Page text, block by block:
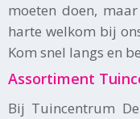
moeten doen,
harte welkom bij
Kom snel langs en
Assortiment
Bij Tuincentrum